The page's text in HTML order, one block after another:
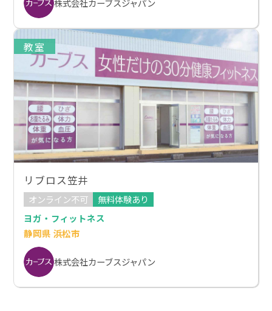
株式会社カーブスジャパン
教室
リブロス笠井
オンライン不可
無料体験あり
ヨガ・フィットネス
静岡県 浜松市
株式会社カーブスジャパン